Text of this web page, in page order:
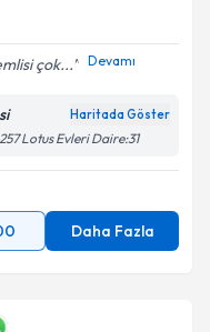
çok... Devamı
Haritada Göster
Lotus Evleri Daire:31
Daha Fazla